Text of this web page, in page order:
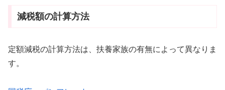
減税額の計算方法
定額減税の計算方法は、扶養家族の有無によって異なりま
す。